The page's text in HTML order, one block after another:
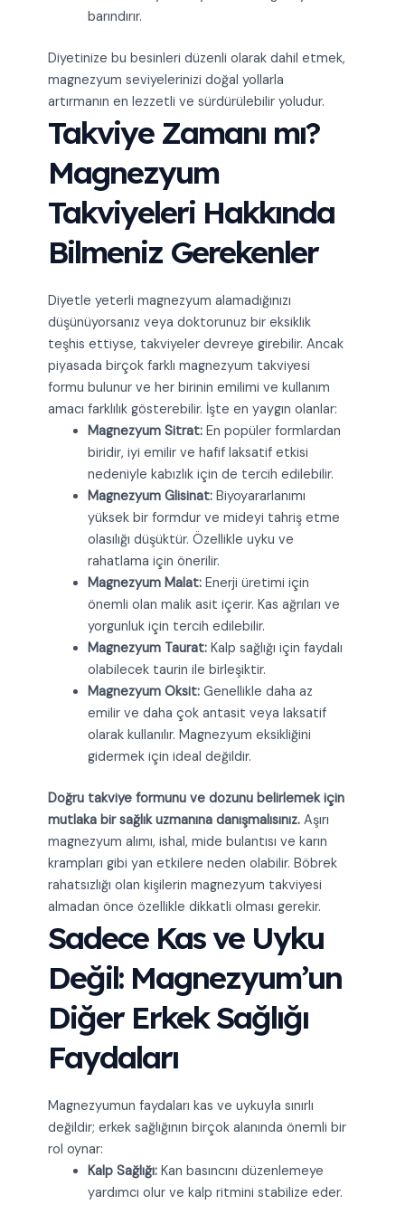
barındırır.
Diyetinize bu besinleri düzenli olarak dahil etmek,
magnezyum seviyelerinizi doğal yollarla
artırmanın en lezzetli ve sürdürülebilir yoludur.
Takviye Zamanı mı?
Magnezyum
Takviyeleri Hakkında
Bilmeniz Gerekenler
Diyetle yeterli magnezyum alamadığınızı
düşünüyorsanız veya doktorunuz bir eksiklik
teşhis ettiyse, takviyeler devreye girebilir. Ancak
piyasada birçok farklı magnezyum takviyesi
formu bulunur ve her birinin emilimi ve kullanım
amacı farklılık gösterebilir. İşte en yaygın olanlar:
Magnezyum Sitrat:En popüler formlardan
biridir, iyi emilir ve hafif laksatif etkisi
nedeniyle kabızlık için de tercih edilebilir.
Magnezyum Glisinat:Biyoyararlanımı
yüksek bir formdur ve mideyi tahriş etme
olasılığı düşüktür. Özellikle uyku ve
rahatlama için önerilir.
Magnezyum Malat:Enerji üretimi için
önemli olan malik asit içerir. Kas ağrıları ve
yorgunluk için tercih edilebilir.
Magnezyum Taurat:Kalp sağlığı için faydalı
olabilecek taurin ile birleşiktir.
Magnezyum Oksit:Genellikle daha az
emilir ve daha çok antasit veya laksatif
olarak kullanılır. Magnezyum eksikliğini
gidermek için ideal değildir.
Doğru takviye formunu ve dozunu belirlemek için
mutlaka bir sağlık uzmanına danışmalısınız.Aşırı
magnezyum alımı, ishal, mide bulantısı ve karın
krampları gibi yan etkilere neden olabilir. Böbrek
rahatsızlığı olan kişilerin magnezyum takviyesi
almadan önce özellikle dikkatli olması gerekir.
Sadece Kas ve Uyku
Değil: Magnezyum’un
Diğer Erkek Sağlığı
Faydaları
Magnezyumun faydaları kas ve uykuyla sınırlı
değildir; erkek sağlığının birçok alanında önemli bir
rol oynar:
Kalp Sağlığı:Kan basıncını düzenlemeye
yardımcı olur ve kalp ritmini stabilize eder.